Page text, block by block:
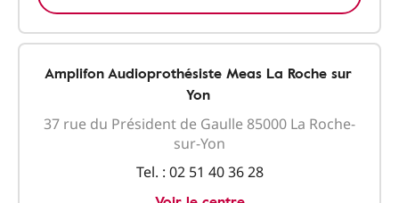
Amplifon Audioprothésiste Meas La Roche sur
Yon
37 rue du Président de Gaulle 85000 La Roche-
sur-Yon
Tel. : 02 51 40 36 28